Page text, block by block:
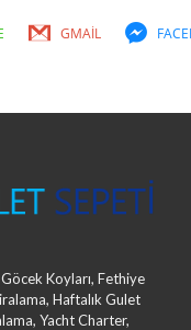
GMAIL
Koyları, Fethiye
Haftalık Gulet
Yacht Charter,